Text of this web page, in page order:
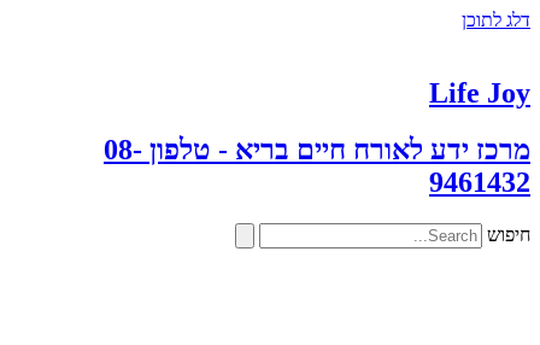
דלג לתוכן
Life Joy
מרכז ידע לאורח חיים בריא - טלפון 08-
9461432
חיפוש